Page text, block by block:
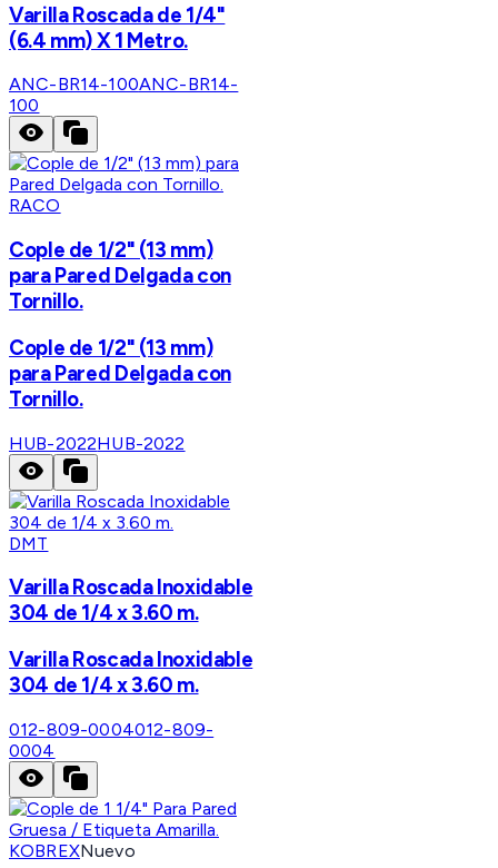
Varilla Roscada de 1/4"
(6.4 mm) X 1 Metro.
ANC-BR14-100ANC-BR14-
100
RACO
Cople de 1/2" (13 mm)
para Pared Delgada con
Tornillo.
Cople de 1/2" (13 mm)
para Pared Delgada con
Tornillo.
HUB-2022HUB-2022
DMT
Varilla Roscada Inoxidable
304 de 1/4 x 3.60 m.
Varilla Roscada Inoxidable
304 de 1/4 x 3.60 m.
012-809-0004012-809-
0004
KOBREXNuevo